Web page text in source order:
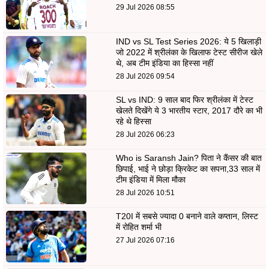
29 Jul 2026 08:55
IND vs SL Test Series 2026: ये 5 खिलाड़ी
जो 2022 में श्रीलंका के खिलाफ टेस्ट सीरीज खेले
थे, अब टीम इंडिया का हिस्सा नहीं
28 Jul 2026 09:54
SL vs IND: 9 साल बाद फिर श्रीलंका में टेस्ट
खेलते दिखेंगे ये 3 भारतीय स्टार, 2017 दौरे का भी
रहे थे हिस्सा
28 Jul 2026 06:23
Who is Saransh Jain? पिता ने कैंसर की बात
छिपाई, भाई ने छोड़ा क्रिकेट का सपना,33 साल में
टीम इंडिया में मिला मौका
28 Jul 2026 10:51
T20I में सबसे ज्यादा 0 बनाने वाले कप्तान, लिस्ट
में रोहित शर्मा भी
27 Jul 2026 07:16